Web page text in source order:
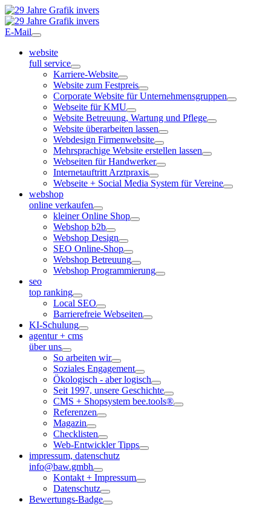
E-Mail
website
full service
Karriere-Website
Website zum Festpreis
Corporate Website für Unternehmensgruppen
Webseite für KMU
Website Betreuung, Wartung und Pflege
Website überarbeiten lassen
Webdesign Firmenwebsite
Mehrsprachige Website erstellen lassen
Webseiten für Handwerker
Internetauftritt Arztpraxis
Webseite + Social Media System für Vereine
webshop
online verkaufen
kleiner Online Shop
Webshop b2b
Webshop Design
SEO Online-Shop
Webshop Betreuung
Webshop Programmierung
seo
top ranking
Local SEO
Barrierefreie Webseiten
KI-Schulung
agentur + cms
über uns
So arbeiten wir
Soziales Engagement
Ökologisch - aber logisch
Seit 1997, unsere Geschichte
CMS + Shopsystem bee.tools®
Referenzen
Magazin
Checklisten
Web-Entwickler Tipps
impressum, datenschutz
info@baw.gmbh
Kontakt + Impressum
Datenschutz
Bewertungs-Badge